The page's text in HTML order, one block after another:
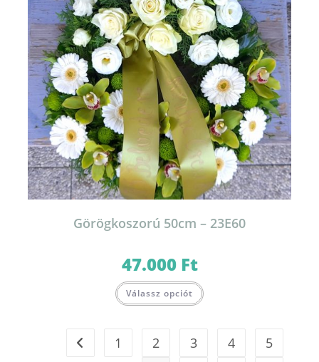
Görögkoszorú 50cm – 23E60
47.000 Ft
Válassz opciót
1 2 3 4
5